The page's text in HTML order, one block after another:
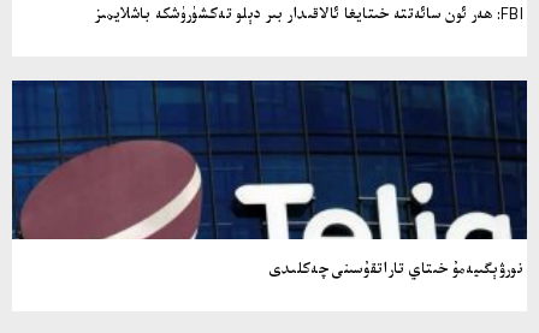
FBI: ھەر ئون سائەتتە خىتايغا ئالاقىدار بىر دېلو تەكشۈرۈشكە باشلايمىز
نورۋېگىيەمۇ خىتاي تاراتقۇسىنى چەكلىدى